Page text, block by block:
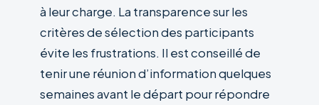
à leur charge. La transparence sur les
critères de sélection des participants
évite les frustrations. Il est conseillé de
tenir une réunion d’information quelques
semaines avant le départ pour répondre